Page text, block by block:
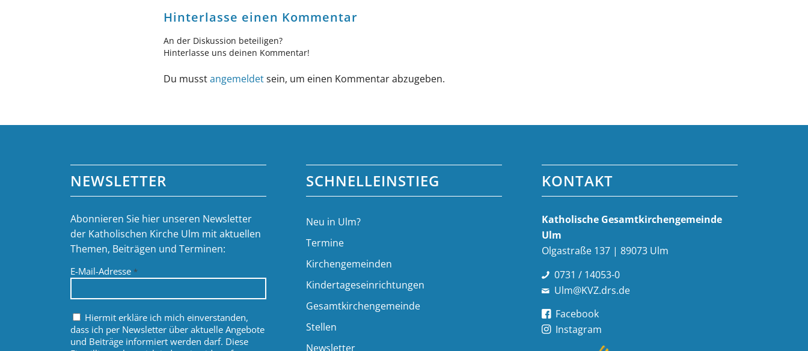
Hinterlasse einen Kommentar
An der Diskussion beteiligen?
Hinterlasse uns deinen Kommentar!
Du musstangemeldetsein, um einen Kommentar abzugeben.
NEWSLETTER
Abonnieren Sie hier unseren Newsletter
der Katholischen Kirche Ulm mit aktuellen
Themen, Beiträgen und Terminen:
E-Mail-Adresse*
Hiermit erkläre ich mich einverstanden,
dass ich per Newsletter über aktuelle Angebote
und Beiträge informiert werden darf. Diese
SCHNELLEINSTIEG
Neu in Ulm?
Termine
Kirchengemeinden
Kindertageseinrichtungen
Gesamtkirchengemeinde
Stellen
Newsletter
KONTAKT
Katholische Gesamt­kirchen­gemeinde
Ulm
Olgastraße 137 | 89073 Ulm
0731 / 14053-0
Ulm@KVZ.drs.de
Facebook
Instagram